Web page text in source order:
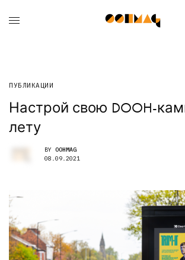
ПУБЛИКАЦИИ
Настрой свою DOOH-
лету
BY OOHMAG
08.09.2021